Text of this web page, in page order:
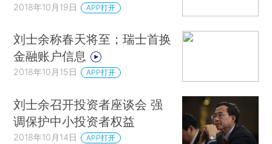
2018年10月19日 APP打开
刘士余称春天将至；瑞士首换
金融账户信息
2018年10月15日 APP打开
刘士余召开投资者座谈会 强
调保护中小投资者权益
2018年10月14日 APP打开